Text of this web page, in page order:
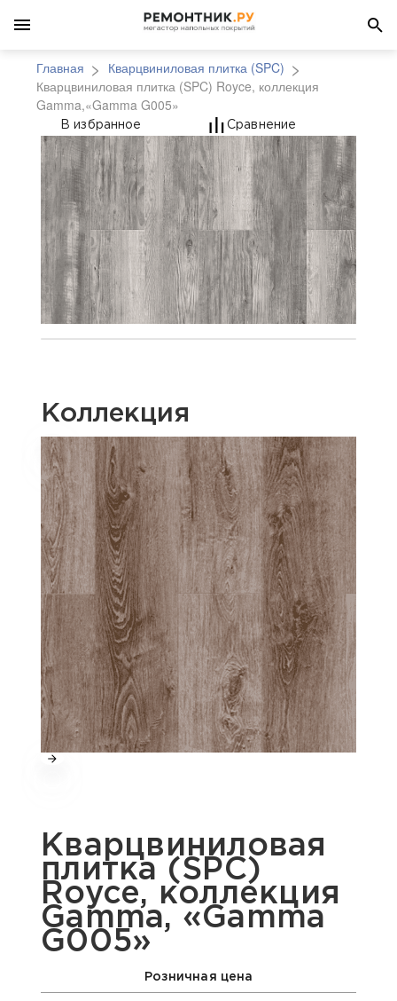
Главная
Кварцвиниловая плитка (SPC)
Кварцвиниловая плитка (SPC) Royce, коллекция
Gamma,«Gamma G005»
Кварцвиниловая
В избранное Сравнение
Коллекция
Кварцвиниловая
плитка (SPC)
Royce, коллекция
Gamma, «Gamma
G005»
Розничная цена